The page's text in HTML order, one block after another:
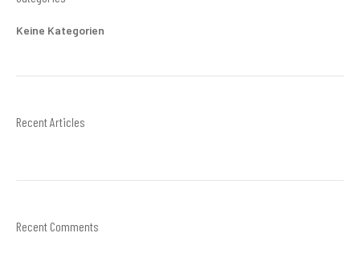
Keine Kategorien
Recent Articles
Recent Comments